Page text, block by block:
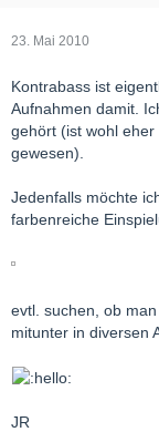
23. Mai 2010
Kontrabass ist
Aufnahmen damit.
gehört (ist wohl
gewesen).
Jedenfalls möchte
farbenreiche
evtl. suchen, ob
mitunter in diversen
JR